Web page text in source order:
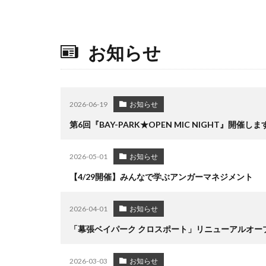
お知らせ
2026-06-19 お知らせ
第6回『BAY-PARK★OPEN MIC NIGHT』開催しま
2026-05-01 お知らせ
【4/29開催】みんなで学ぶアンガーマネジメント
2026-04-01 お知らせ
「幕張ベイパーク クロスポート」リニューアルオ
2026-03-03 お知らせ